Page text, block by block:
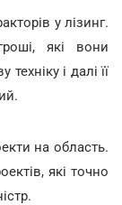
у лізинг.
які вони
і далі її
на область.
які точно